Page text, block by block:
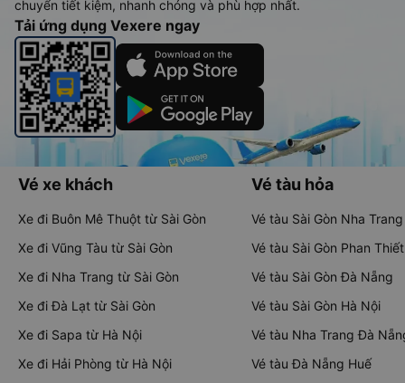
chuyển tiết kiệm, nhanh chóng và phù hợp nhất.
Tải ứng dụng Vexere ngay
Vé xe khách
Xe đi Buôn Mê Thuột từ Sài Gòn
Xe đi Vũng Tàu từ Sài Gòn
Xe đi Nha Trang từ Sài Gòn
Xe đi Đà Lạt từ Sài Gòn
Xe đi Sapa từ Hà Nội
Xe đi Hải Phòng từ Hà Nội
Vé tàu hỏa
Vé tàu Sài Gòn Nha Trang
Vé tàu Sài Gòn Phan Thiết
Vé tàu Sài Gòn Đà Nẵng
Vé tàu Sài Gòn Hà Nội
Vé tàu Nha Trang Đà
Vé tàu Đà Nẵng Huế